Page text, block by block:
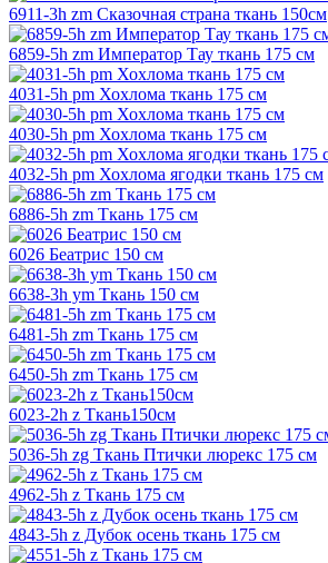
6911-3h zm Сказочная страна ткань 150см
6859-5h zm Император Тау ткань 175 см
4031-5h pm Хохлома ткань 175 см
4030-5h pm Хохлома ткань 175 см
4032-5h pm Хохлома ягодки ткань 175 см
6886-5h zm Ткань 175 см
6026 Беатрис 150 см
6638-3h ym Ткань 150 см
6481-5h zm Ткань 175 см
6450-5h zm Ткань 175 см
6023-2h z Ткань150см
5036-5h zg Ткань Птички люрекс 175 см
4962-5h z Ткань 175 см
4843-5h z Дубок осень ткань 175 см